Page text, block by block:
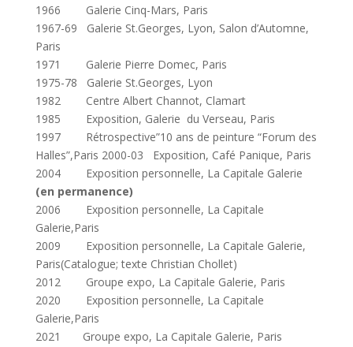
1966 Galerie Cinq-Mars, Paris
1967-69 Galerie St.Georges, Lyon, Salon d’Automne,
Paris
1971 Galerie Pierre Domec, Paris
1975-78 Galerie St.Georges, Lyon
1982 Centre Albert Channot, Clamart
1985 Exposition, Galerie du Verseau, Paris
1997 Rétrospective”10 ans de peinture “Forum des
Halles”,Paris 2000-03 Exposition, Café Panique, Paris
2004 Exposition personnelle, La Capitale Galerie
(en permanence)
2006 Exposition personnelle, La Capitale
Galerie,Paris
2009 Exposition personnelle, La Capitale Galerie,
Paris(Catalogue; texte Christian Chollet)
2012 Groupe expo, La Capitale Galerie, Paris
2020 Exposition personnelle, La Capitale
Galerie,Paris
2021 Groupe expo, La Capitale Galerie, Paris